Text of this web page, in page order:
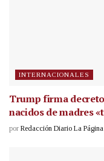
INTERNACIONALES
Trump firma
nacidos de madres
por Redacción Diario La Página